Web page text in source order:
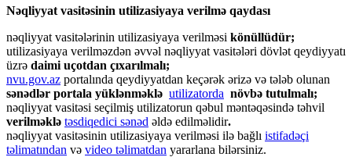
Nəqliyyat vasitəsinin utilizasiyaya verilmə qaydası
nəqliyyat vasitələrinin utilizasiyaya verilməsi könüllüdür;
utilizasiyaya verilməzdən əvvəl nəqliyyat vasitələri dövlət qeydiyyatı
üzrə daimi uçotdan çıxarılmalı;
nvu.gov.az portalında qeydiyyatdan keçərək ərizə və tələb olunan
sənədlər portala yüklənməklə utilizatorda növbə tutulmalı;
nəqliyyat vasitəsi seçilmiş utilizatorun qəbul məntəqəsində təhvil
verilməklə təsdiqedici sənəd əldə edilməlidir.
nəqliyyat vasitəsinin utilizasiyaya verilməsi ilə bağlı istifadəçi
təlimatından və video təlimatdan yararlana bilərsiniz.